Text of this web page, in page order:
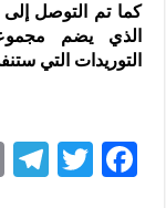
كما تم التوصل إلى
الذي يضم
التوريدات التي ستنفذ
F
T